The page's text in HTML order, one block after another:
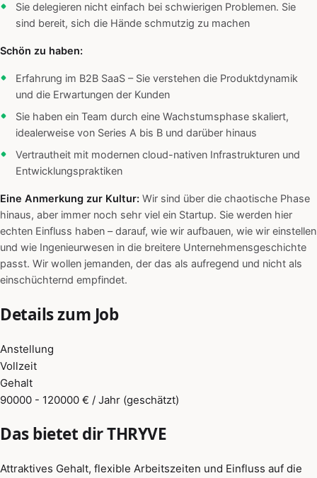
Sie delegieren nicht einfach bei schwierigen Problemen. Sie
sind bereit, sich die Hände schmutzig zu machen
Schön zu haben:
Erfahrung im B2B SaaS – Sie verstehen die Produktdynamik
und die Erwartungen der Kunden
Sie haben ein Team durch eine Wachstumsphase skaliert,
idealerweise von Series A bis B und darüber hinaus
Vertrautheit mit modernen cloud-nativen Infrastrukturen und
Entwicklungspraktiken
Eine Anmerkung zur Kultur: Wir sind über die chaotische Phase
hinaus, aber immer noch sehr viel ein Startup. Sie werden hier
echten Einfluss haben – darauf, wie wir aufbauen, wie wir einstellen
und wie Ingenieurwesen in die breitere Unternehmensgeschichte
passt. Wir wollen jemanden, der das als aufregend und nicht als
einschüchternd empfindet.
Details zum Job
Anstellung
Vollzeit
Gehalt
90000 - 120000 € / Jahr (geschätzt)
Das bietet dir THRYVE
Attraktives Gehalt, flexible Arbeitszeiten und Einfluss auf die